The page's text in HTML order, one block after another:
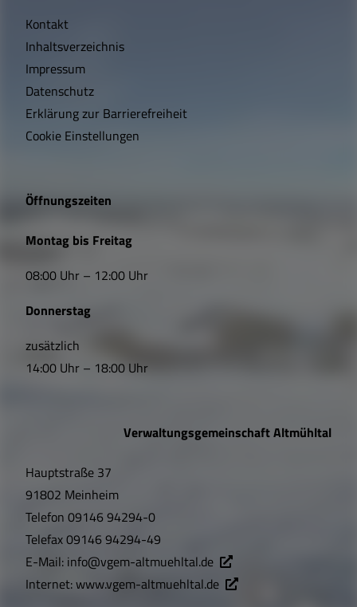
c
h
t
i
e
L
n
k
s
f
n
u
n
Kontakt
Inhaltsverzeichnis
Impressum
Datenschutz
Erklärung zur Barrierefreiheit
Cookie Einstellungen
Öffnungszeiten
Montag bis Freitag
08:00 Uhr – 12:00 Uhr
Donnerstag
zusätzlich
14:00 Uhr – 18:00 Uhr
Verwaltungsgemeinschaft Altmühltal
Hauptstraße 37
91802 Meinheim
Telefon 09146 94294-0
Telefax09146 94294-49
E-Mail: info@vgem-altmuehltal.de
Internet:www.vgem-altmuehltal.de